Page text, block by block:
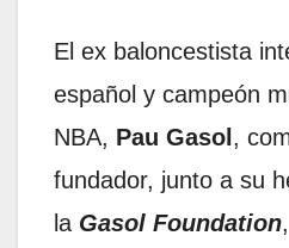
El ex baloncestista
español y campeón
NBA, Pau Gasol ,
fundador, junto a su
la Gasol Foundation